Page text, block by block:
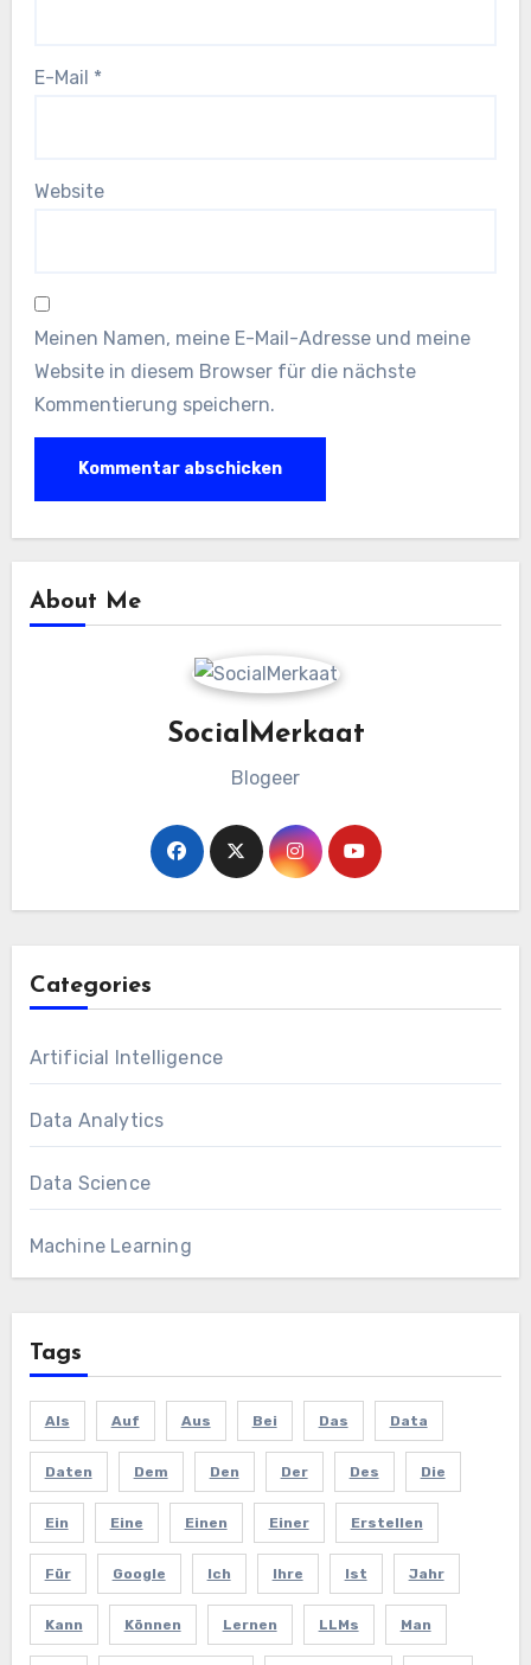
E-Mail *
Website
Meinen Namen, meine E-Mail-Adresse und meine
Website in diesem Browser für die nächste
Kommentierung speichern.
About Me
SocialMerkaat
Blogeer
Categories
Artificial Intelligence
Data Analytics
Data Science
Machine Learning
Tags
Als Auf Aus Bei Das Data
Daten Dem Den Der Des Die
Ein Eine Einen Einer Erstellen
Für Google Ich Ihre Ist Jahr
Kann Können Lernen LLMs Man